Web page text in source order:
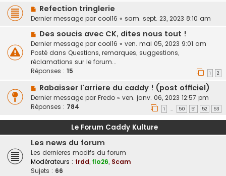
Refection tringlerie
Dernier message par cool16 « sam. sept. 23, 2023 8:10 am
Des soucis avec CK, dites nous tout !
Dernier message par cool16 « ven. mai 05, 2023 9:01 am
Posté dans Questions, remarques, suggestions,
réclamations sur le forum...
Réponses : 15 1 2
Rabaisser l'arriere du caddy ! (post officiel)
Dernier message par Fredo « ven. janv. 06, 2023 12:57 pm
Réponses : 784 1 … 50 51 52 53
Le Forum Caddy Kulture
Les news du forum
Les dernieres modifs du forum
Modérateurs : frdd, flo26, Scam
Sujets : 66